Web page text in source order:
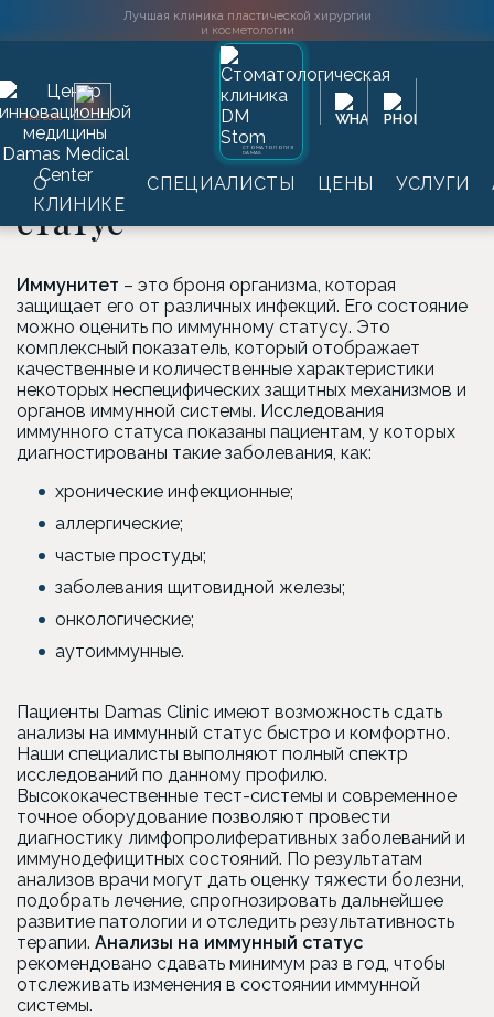
Лучшая клиника пластической хирургии
и косметологии
SINCE2016
СТОМАТОЛОГИЯ
DAMAS
О
КЛИНИКЕ
СПЕЦИАЛИСТЫ ЦЕНЫ УСЛУГИ
Главная →Услуги Лабораторные обследования →
Исследование болезней
→Анализы на иммунный статус
Анализы на иммунный
статус
Иммунитет – это броня организма, которая
защищает его от различных инфекций. Его состояние
можно оценить по иммунному статусу. Это
комплексный показатель, который отображает
качественные и количественные характеристики
некоторых неспецифических защитных механизмов и
органов иммунной системы. Исследования
иммунного статуса показаны пациентам, у которых
диагностированы такие заболевания, как:
хронические инфекционные;
аллергические;
частые простуды;
заболевания щитовидной железы;
онкологические;
аутоиммунные.
Пациенты Damas Clinic имеют возможность сдать
анализы на иммунный статус быстро и комфортно.
Наши специалисты выполняют полный спектр
исследований по данному профилю.
Высококачественные тест-системы и современное
точное оборудование позволяют провести
диагностику лимфопролиферативных заболеваний и
иммунодефицитных состояний. По результатам
анализов врачи могут дать оценку тяжести болезни,
подобрать лечение, спрогнозировать дальнейшее
развитие патологии и отследить результативность
терапии. Анализы на иммунный статус
рекомендовано сдавать минимум раз в год, чтобы
отслеживать изменения в состоянии иммунной
системы.